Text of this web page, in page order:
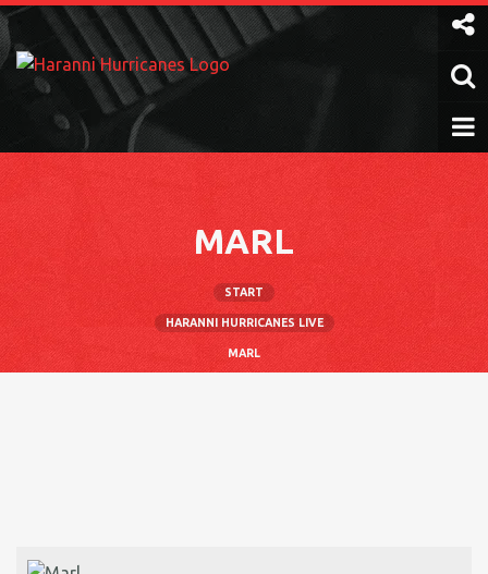
Weiter
zum
Inhalt
MARL
START
HARANNI HURRICANES LIVE
MARL